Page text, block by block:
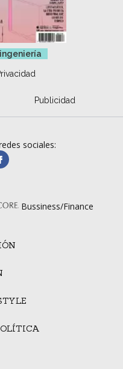
Publicidad
sociales:
Bussiness/Finance